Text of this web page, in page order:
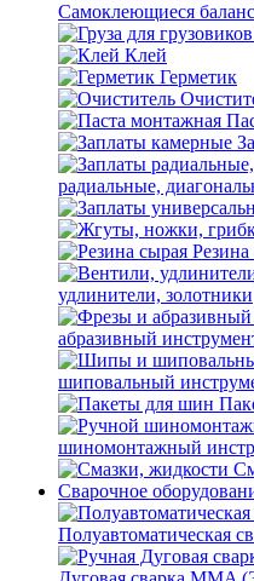
Самоклеющиеся
Клей
Герметик
радиальные,
Резина
удлинители, золотники
абразивный
шиповальный
шиномонтажный
Сварочное
Полуавтоматическая